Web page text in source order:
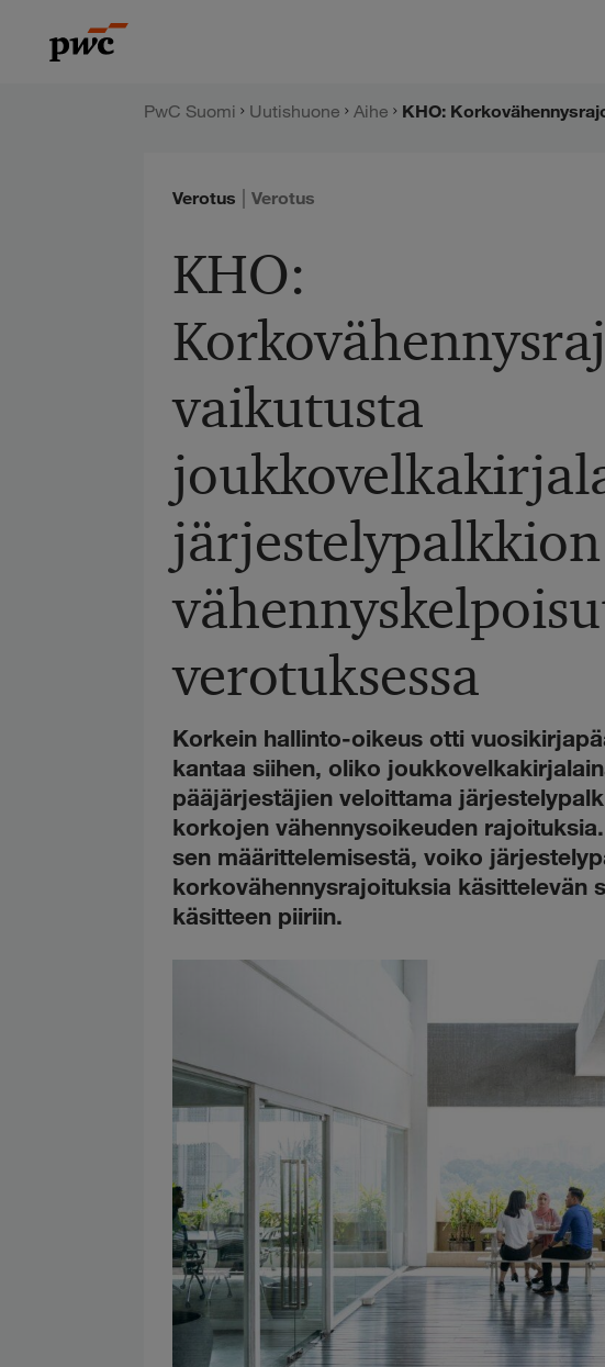
sisältöön
PwC:n
PwC Suomi Uutishuone Aihe
Verotus | Verotus
KHO:
vaikutusta
järjestelypalkkion
verotuksessa
Korkein hallinto-oikeus otti
kantaa siihen, oliko
pääjärjestäjien veloittama
korkojen vähennysoikeuden
sen määrittelemisestä, voiko
korkovähennysrajoituksia käsittelevän
käsitteen piiriin.